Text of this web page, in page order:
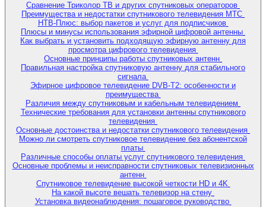
Сравнение Триколор ТВ и других спутниковых операторов
Преимущества и недостатки спутникового телевидения МТС
НТВ-Плюс: выбор пакетов и услуг для подписчиков
Плюсы и минусы использования эфирной цифровой антенны
Как выбрать и установить подходящую эфирную антенну для
просмотра цифрового телевидения
Основные принципы работы спутниковых антенн
Правильная настройка спутниковую антенну для стабильного
сигнала
Эфирное цифровое телевидение DVB-T2: особенности и
преимущества
Различия между спутниковым и кабельным телевидением
Технические требования для установки антенны спутникового
телевидения
Основные достоинства и недостатки спутникового телевидения
Можно ли смотреть спутниковое телевидение без абонентской
платы
Различные способы оплаты услуг спутникового телевидения
Основные проблемы и неисправности спутниковых телевизионных
антенн
Спутниковое телевидение высокой четкости HD и 4K
На какой высоте вешать телевизор на стену
Установка видеонаблюдения: пошаговое руководство